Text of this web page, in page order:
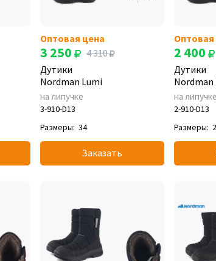
Оптовая цена
3 250
4 310
Дутики
Nordman Lumi
на липучке
3-910-D13
Размеры: 34
Заказать
Оптовая
2 400
Дутики
Nordman
на липучке
2-910-D13
Размеры: